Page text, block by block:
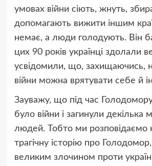
умовах війни сіють, жнуть,
допомагають вижити іншим
немає, а люди голодують. Він
цих 90 років українці здолали
усвідомили, що, захищаючись,
війни можна врятувати себе й
Зауважу, що під час Голодомору
було війни і загинули декілька
людей. Тобто ми розповідаємо
трагічну історію про
великим злочином проти